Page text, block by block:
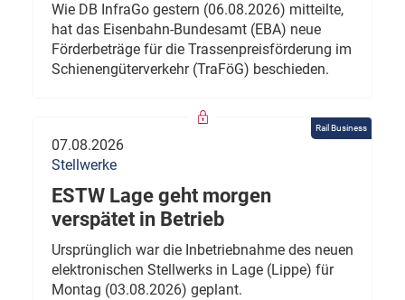
Wie DB InfraGo gestern (06.08.2026) mitteilte,
hat das Eisenbahn-Bundesamt (EBA) neue
Förderbeträge für die Trassenpreisförderung im
Schienengüterverkehr (TraFöG) beschieden.
Rail Business
07.08.2026
Stellwerke
ESTW Lage geht morgen
verspätet in Betrieb
Ursprünglich war die Inbetriebnahme des neuen
elektronischen Stellwerks in Lage (Lippe) für
Montag (03.08.2026) geplant.